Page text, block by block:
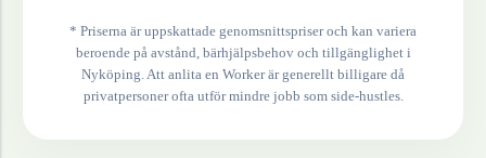
* Priserna är uppskattade genomsnittspriser och kan variera
beroende på avstånd, bärhjälpsbehov och tillgänglighet i
Nyköping. Att anlita en Worker är generellt billigare då
privatpersoner ofta utför mindre jobb som side-hustles.